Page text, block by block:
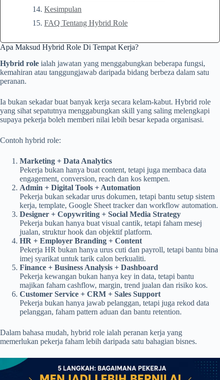
Kesimpulan
FAQ Tentang Hybrid Role
Apa Maksud Hybrid Role Di Tempat Kerja?
Hybrid role ialah jawatan yang menggabungkan beberapa fungsi,
kemahiran atau tanggungjawab daripada bidang berbeza dalam satu
peranan.
Ia bukan sekadar buat banyak kerja secara kelam-kabut. Hybrid role
yang sihat sepatutnya menggabungkan skill yang saling melengkapi
supaya pekerja boleh memberi nilai lebih besar kepada organisasi.
Contoh hybrid role:
Marketing + Data Analytics
Pekerja bukan hanya buat content, tetapi juga membaca data
engagement, conversion, reach dan kos kempen.
Admin + Digital Tools + Automation
Pekerja bukan sekadar urus dokumen, tetapi bantu setup sistem
kerja, template, Google Sheet tracker dan workflow automation.
Designer + Copywriting + Social Media Strategy
Pekerja bukan hanya buat visual cantik, tetapi faham mesej
jualan, struktur hook dan objektif platform.
HR + Employer Branding + Content
Pekerja HR bukan hanya urus cuti dan payroll, tetapi bantu bina
imej syarikat untuk tarik calon berkualiti.
Finance + Business Analysis + Dashboard
Pekerja kewangan bukan hanya key in data, tetapi bantu
majikan faham cashflow, margin, trend jualan dan risiko kos.
Customer Service + CRM + Sales Support
Pekerja bukan hanya jawab pelanggan, tetapi juga rekod data
pelanggan, faham pattern aduan dan bantu retention.
Dalam bahasa mudah, hybrid role ialah peranan kerja yang
memerlukan pekerja faham lebih daripada satu bahagian bisnes.